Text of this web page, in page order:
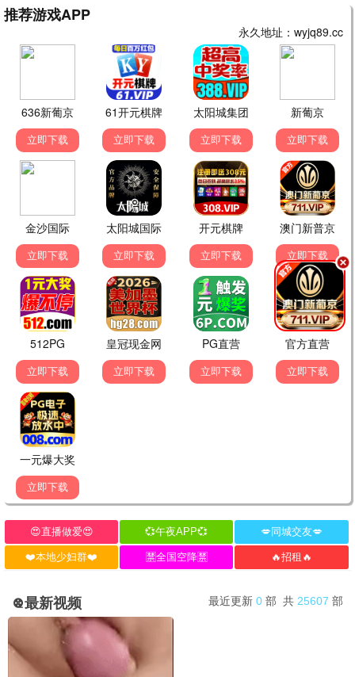
历史 武侠
还珠格格
古装
经典影评
发表评论